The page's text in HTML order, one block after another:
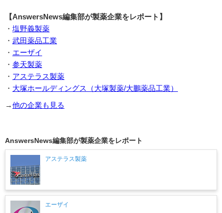
【AnswersNews編集部が製薬企業をレポート】
・ 塩野義製薬
・ 武田薬品工業
・ エーザイ
・ 参天製薬
・ アステラス製薬
・ 大塚ホールディングス（大塚製薬/大鵬薬品工業）
→他の企業も見る
AnswersNews編集部が製薬企業をレポート
アステラス製薬
エーザイ